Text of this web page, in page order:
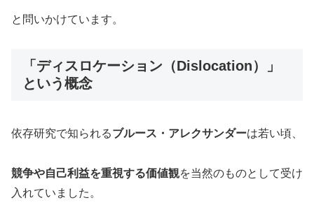
と問いかけています。
「ディスロケーション（Dislocation）」
という概念
依存研究で知られるブルース・アレクサンダーは若い頃、
競争や自己利益を重視する価値観を当然のものとして受け
入れていました。